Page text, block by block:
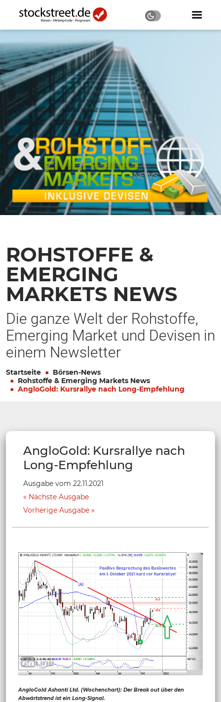
ROHSTOFFE &
EMERGING
MARKETS NEWS
Die ganze Welt der Rohstoffe,
Emerging Market und Devisen in
einem Newsletter
Startseite
Börsen-News
Rohstoffe & Emerging Markets News
AngloGold: Kursrallye nach Long-Empfehlung
AngloGold: Kursrallye nach
Long-Empfehlung
Ausgabe vom 22.11.2021
Nächste Ausgabe
Vorherige Ausgabe
AngloGold Ashanti Ltd. (Wochenchart): Der Break out über den
Abwärtstrend ist ein Long-Signal.